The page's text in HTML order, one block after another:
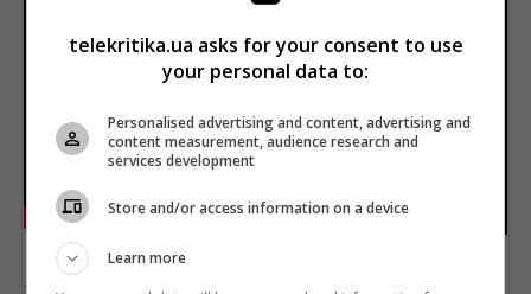
telekritika.ua asks for your consent to use
your personal data to:
Personalised advertising and content, advertising and
content measurement, audience research and
services development
Store and/or access information on a device
Learn more